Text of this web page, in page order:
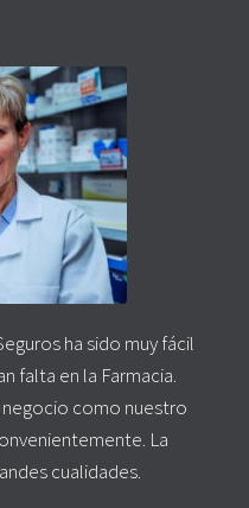
ha sido muy fácil
falta en la Farmacia.
como nuestro
La
cualidades.